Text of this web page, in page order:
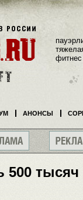
500
фитнес
АНОНСЫ